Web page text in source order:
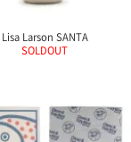
Lisa Larson SANTA
SOLDOUT